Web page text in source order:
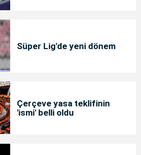
Süper Lig'de yeni dönem
Çerçeve yasa teklifinin
'ismi' belli oldu